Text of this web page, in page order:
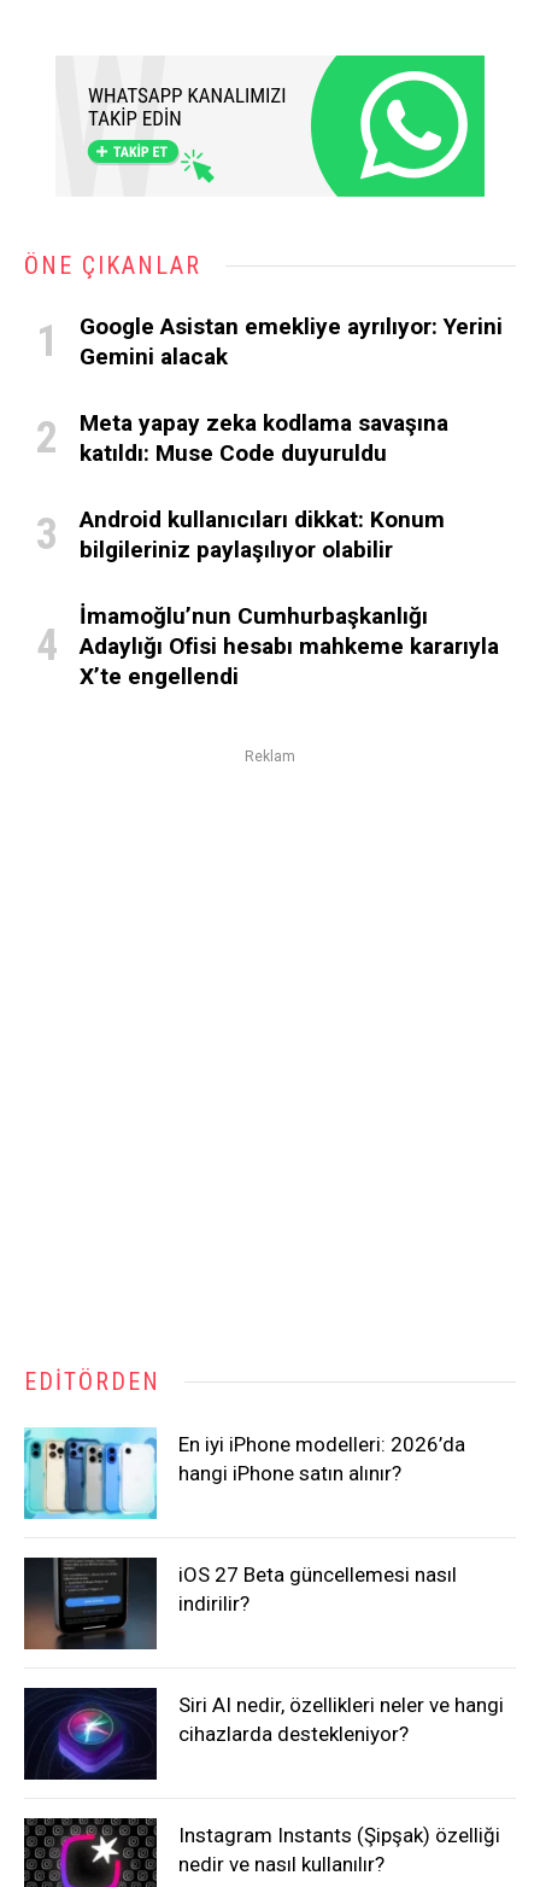
ÖNE ÇIKANLAR
Google Asistan emekliye ayrılıyor: Yerini
Gemini alacak
Meta yapay zeka kodlama savaşına
katıldı: Muse Code duyuruldu
Android kullanıcıları dikkat: Konum
bilgileriniz paylaşılıyor olabilir
İmamoğlu’nun Cumhurbaşkanlığı
Adaylığı Ofisi hesabı mahkeme kararıyla
X’te engellendi
Reklam
EDITÖRDEN
En iyi iPhone modelleri: 2026’da
hangi iPhone satın alınır?
iOS 27 Beta güncellemesi nasıl
indirilir?
Siri AI nedir, özellikleri neler ve hangi
cihazlarda destekleniyor?
Instagram Instants (Şipşak) özelliği
nedir ve nasıl kullanılır?